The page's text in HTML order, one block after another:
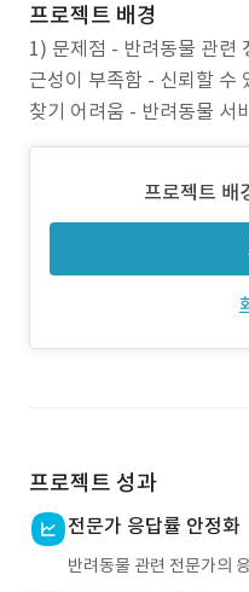
프로젝트 배경
1) 문제점 - 반려동물 관련
근성이 부족함 - 신뢰할 수
찾기 어려움 - 반려동물 서
보 교류의 한계 2) 프로젝
신뢰할 수 있는 전문가 및
성 향상 - 지역 기반의 정보
프로젝트 배
프로젝트 성과
전문가 응답률 안정화
반려동물 관련 전문가의